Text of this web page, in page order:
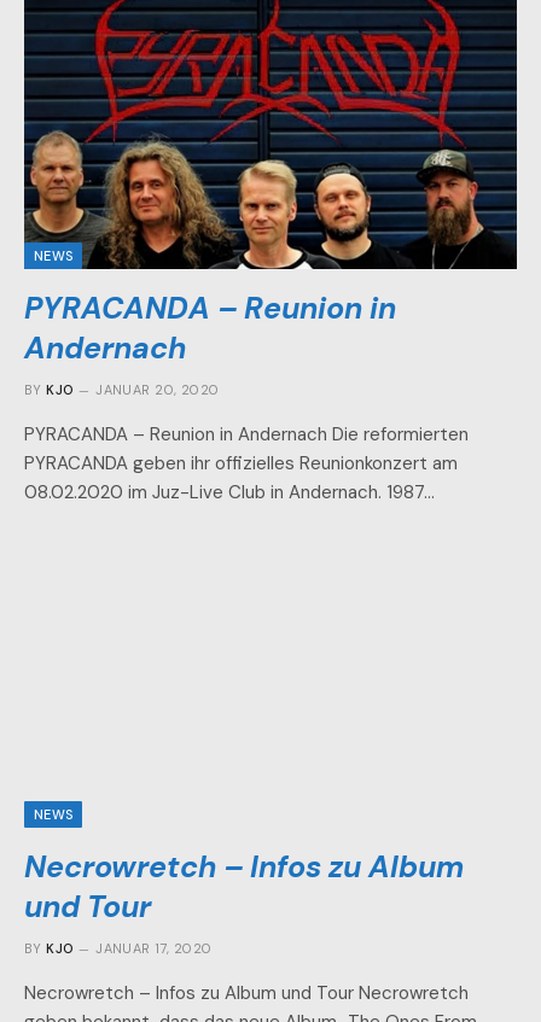
NEWS
PYRACANDA – Reunion in
Andernach
BY KJO JANUAR 20, 2020
PYRACANDA – Reunion in Andernach Die reformierten
PYRACANDA geben ihr offizielles Reunionkonzert am
08.02.2020 im Juz-Live Club in Andernach. 1987…
NEWS
Necrowretch – Infos zu Album
und Tour
BY KJO JANUAR 17, 2020
Necrowretch – Infos zu Album und Tour Necrowretch